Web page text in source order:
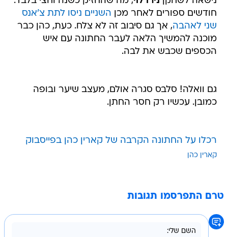
חודשים ספורים לאחר מכן השניים ניסו לתת צ'אנס
שני לאהבה, אך גם סיבוב זה לא צלח. כעת, כהן כבר
מוכנה להמשיך הלאה לעבר החתונה עם איש
הכספים שכבש את לבה.
גם וואלה! סלבס סגרה אולם, מעצב שיער ובופה
כמובן. עכשיו רק חסר החתן.
רכלו על החתונה הקרבה של קארין כהן בפייסבוק
קארין כהן
טרם התפרסמו תגובות